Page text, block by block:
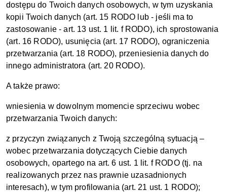
dostępu do Twoich danych osobowych, w tym uzyskania
kopii Twoich danych (art. 15 RODO lub - jeśli ma to
zastosowanie - art. 13 ust. 1 lit. f RODO), ich sprostowania
(art. 16 RODO), usunięcia (art. 17 RODO), ograniczenia
przetwarzania (art. 18 RODO), przeniesienia danych do
innego administratora (art. 20 RODO).
A także prawo:
wniesienia w dowolnym momencie sprzeciwu wobec
przetwarzania Twoich danych:
z przyczyn związanych z Twoją szczególną sytuacją –
wobec przetwarzania dotyczących Ciebie danych
osobowych, opartego na art. 6 ust. 1 lit. f RODO (tj. na
realizowanych przez nas prawnie uzasadnionych
interesach), w tym profilowania (art. 21 ust. 1 RODO);